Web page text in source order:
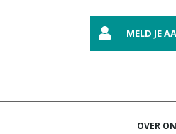
MELD JE
OVER